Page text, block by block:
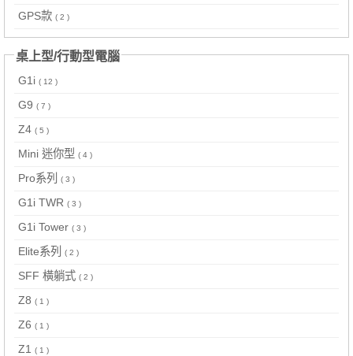
GPS款 ( 2 )
桌上型/行動型電腦
G1i ( 12 )
G9 ( 7 )
Z4 ( 5 )
Mini 迷你型 ( 4 )
Pro系列 ( 3 )
G1i TWR ( 3 )
G1i Tower ( 3 )
Elite系列 ( 2 )
SFF 橫躺式 ( 2 )
Z8 ( 1 )
Z6 ( 1 )
Z1 ( 1 )